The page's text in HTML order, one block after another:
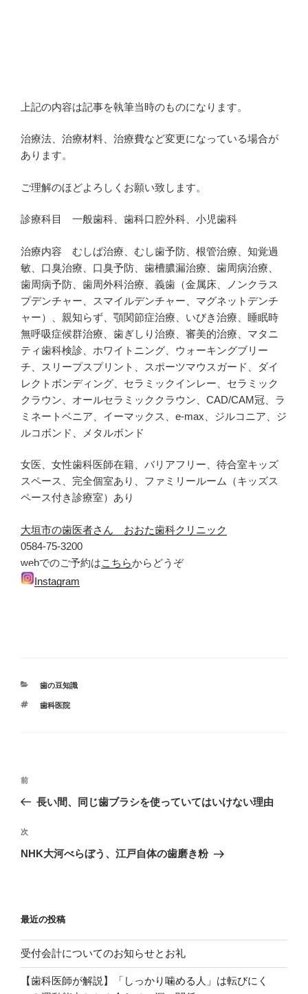
上記の内容は記事を執筆当時のものになります。
治療法、治療材料、治療費など変更になっている場合が
あります。
ご理解のほどよろしくお願い致します。
診療科目 一般歯科、歯科口腔外科、小児歯科
治療内容 むしば治療、むし歯予防、根管治療、知覚過
敏、口臭治療、口臭予防、歯槽膿漏治療、歯周病治療、
歯周病予防、歯周外科治療、義歯（金属床、ノンクラス
プデンチャー、スマイルデンチャー、マグネットデンチ
ャー）、親知らず、顎関節症治療、いびき治療、睡眠時
無呼吸症候群治療、歯ぎしり治療、審美的治療、マタニ
ティ歯科検診、ホワイトニング、ウォーキングブリー
チ、スリープスプリント、スポーツマウスガード、ダイ
レクトボンディング、セラミックインレー、セラミック
クラウン、オールセラミッククラウン、CAD/CAM冠、ラ
ミネートベニア、イーマックス、e-max、ジルコニア、ジ
ルコボンド、メタルボンド
女医、女性歯科医師在籍、バリアフリー、待合室キッズ
スペース、完全個室あり、ファミリールーム（キッズス
ペース付き診療室）あり
大垣市の歯医者さん おおた歯科クリニック
0584-75-3200
webでのご予約はこちらからどうぞ
Instagram
カ
ゴ
歯の豆知識
タ
歯科医院
投
ビ
ゲ
ン
過
去
投
稿
前
長い間、同じ歯ブラシを使っていてはいけない理由
次
の
次
NHK大河べらぼう、江戸自体の歯磨き粉
最近の投稿
受付会計についてのお知らせとお礼
【歯科医師が解説】「しっかり噛める人」は転びにく